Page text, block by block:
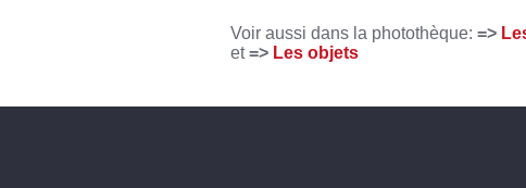
Voir aussi dans la photothèque: =>
et=> Les objets